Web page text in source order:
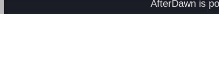
AfterDawn is